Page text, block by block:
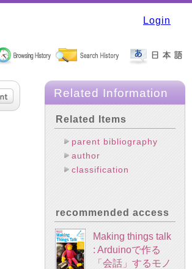
Login
Related Information
Related Items
parent bibliography
author
classification
recommended access
Making things talk
: Arduinoで作る
「会話」するモノ